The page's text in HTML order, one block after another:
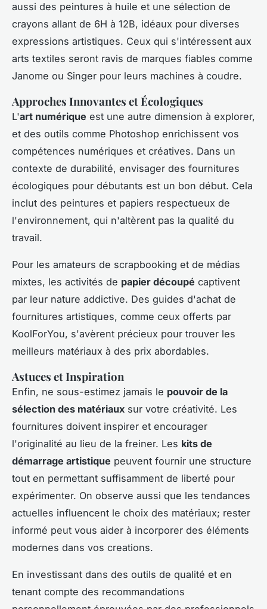
aussi des peintures à huile et une sélection de
crayons allant de 6H à 12B, idéaux pour diverses
expressions artistiques. Ceux qui s'intéressent aux
arts textiles seront ravis de marques fiables comme
Janome ou Singer pour leurs machines à coudre.
Approches Innovantes et Écologiques
L'art numérique est une autre dimension à explorer,
et des outils comme Photoshop enrichissent vos
compétences numériques et créatives. Dans un
contexte de durabilité, envisager des fournitures
écologiques pour débutants est un bon début. Cela
inclut des peintures et papiers respectueux de
l'environnement, qui n'altèrent pas la qualité du
travail.
Pour les amateurs de scrapbooking et de médias
mixtes, les activités de papier découpé captivent
par leur nature addictive. Des guides d'achat de
fournitures artistiques, comme ceux offerts par
KoolForYou, s'avèrent précieux pour trouver les
meilleurs matériaux à des prix abordables.
Astuces et Inspiration
Enfin, ne sous-estimez jamais le pouvoir de la
sélection des matériaux sur votre créativité. Les
fournitures doivent inspirer et encourager
l'originalité au lieu de la freiner. Les kits de
démarrage artistique peuvent fournir une structure
tout en permettant suffisamment de liberté pour
expérimenter. On observe aussi que les tendances
actuelles influencent le choix des matériaux; rester
informé peut vous aider à incorporer des éléments
modernes dans vos creations.
En investissant dans des outils de qualité et en
tenant compte des recommandations